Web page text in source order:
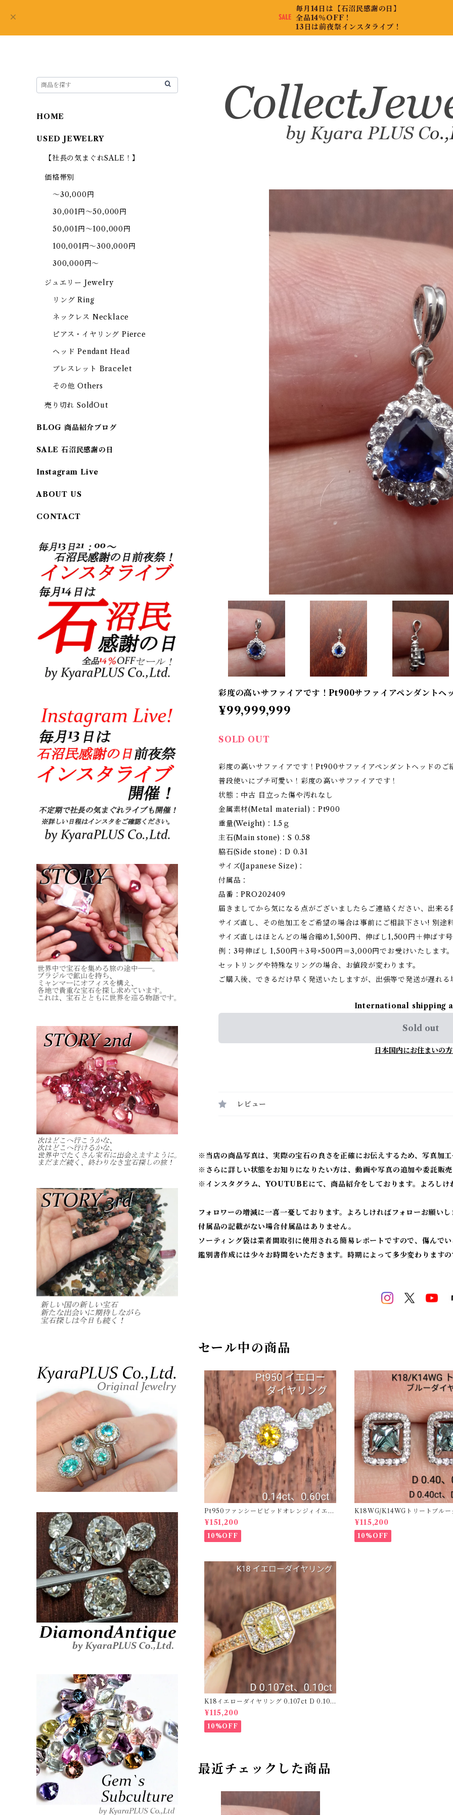
毎月14日は【石沼民感謝の日】
全品14％OFF！
13日は前夜祭インスタライブ！
彩度の高いサファイアです！Pt900サファイアペンダントヘ
¥99,999,999
SOLD OUT
彩度の高いサファイアです！Pt900サファイアペンダントヘッドのご
普段使いにプチ可愛い！彩度の高いサファイアです！
状態：中古 目立った傷や汚れなし
金属素材(Metal material)：Pt900
重量(Weight)：1.5ｇ
主石(Main stone)：S 0.58
脇石(Side stone)：D 0.31
サイズ(Japanese Size)：
付属品：
品番：PRO202409
届きましてから気になる点がございましたらご連絡ください、出来る
サイズ直し、その他加工をご希望の場合は事前にご相談下さい! 別途
サイズ直しはほとんどの場合縮め1,500円、伸ばし1,500円＋伸ばす
例：3号伸ばし 1,500円＋3号×500円＝3,000円でお受けいたします。
セットリングや特殊なリングの場合、お値段が変わります。
ご購入後、できるだけ早く発送いたしますが、出張等で発送が遅れる
International shipping
Sold out
日本国内にお住まいの
レビュー
※当店の商品写真は、実際の宝石の良さを正確にお伝えするため、写真加
※ さらに詳しい状態をお知りになりたい方は、動画や写真の追加や委託販
※ インスタグラム、YOUTUBEにて、商品紹介をしております。よろしけ
フォロワーの増減に一喜一憂しております。よろしければフォローお願い
付属品の記載がない場合付属品はありません。
ソーティング袋は業者間取引に使用される簡易レポートですので、傷んでい
鑑別書作成には少々お時間をいただきます。時期によって多少変わります
セール中の商品
Pt950ファンシービビッドオレンジィイエロ
ーダイヤリング D 0.144ct D 0.60ct【PRO
208782】
¥151,200
10%OFF
K18WG/K14WGトリートブルー
ス 【PRO208939】
¥115,200
10%OFF
K18イエローダイヤリング 0.107ct D 0.10c
t【PRO208781】
¥115,200
10%OFF
最近チェックした商品
HOME
USED JEWELRY
【社長の気まぐれSALE！】
価格帯別
～30,000円
30,001円～50,000円
50,001円～100,000円
100,001円～300,000円
300,000円～
ジュエリー Jewelry
リング Ring
ネックレス Necklace
ピアス・イヤリング Pierce
ヘッド Pendant Head
ブレスレット Bracelet
その他 Others
売り切れ SoldOut
BLOG 商品紹介ブログ
SALE 石沼民感謝の日
Instagram Live
ABOUT US
CONTACT